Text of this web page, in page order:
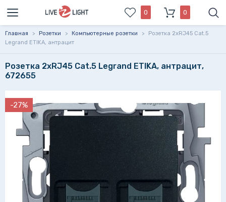
0 0
Главная > Розетки > Компьютерные розетки >
Розетка 2xRJ45 Cat.5
Legrand ETIKA, антрацит
Розетка 2xRJ45 Cat.5 Legrand ETIKA, антрацит,
672655
-27%